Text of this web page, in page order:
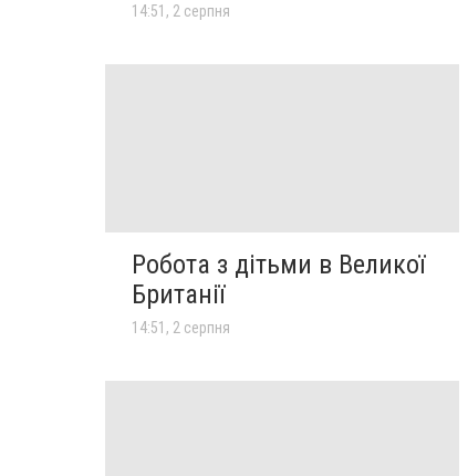
14:51, 2 серпня
Робота з дітьми в Великої
Британії
14:51, 2 серпня